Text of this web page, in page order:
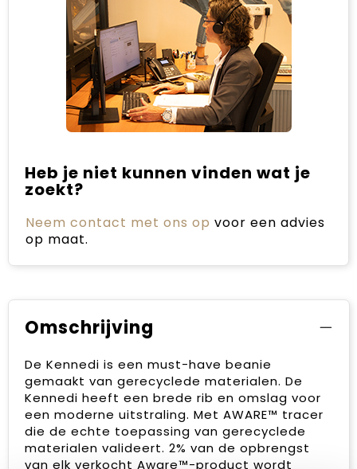
Heb je niet kunnen vinden wat je
zoekt?
Neem contact met ons op voor een advies
op maat.
Omschrijving
De Kennedi is een must-have beanie
gemaakt van gerecyclede materialen. De
Kennedi heeft een brede rib en omslag voor
een moderne uitstraling. Met AWARE™ tracer
die de echte toepassing van gerecyclede
materialen valideert. 2% van de opbrengst
van elk verkocht Aware™-product wordt